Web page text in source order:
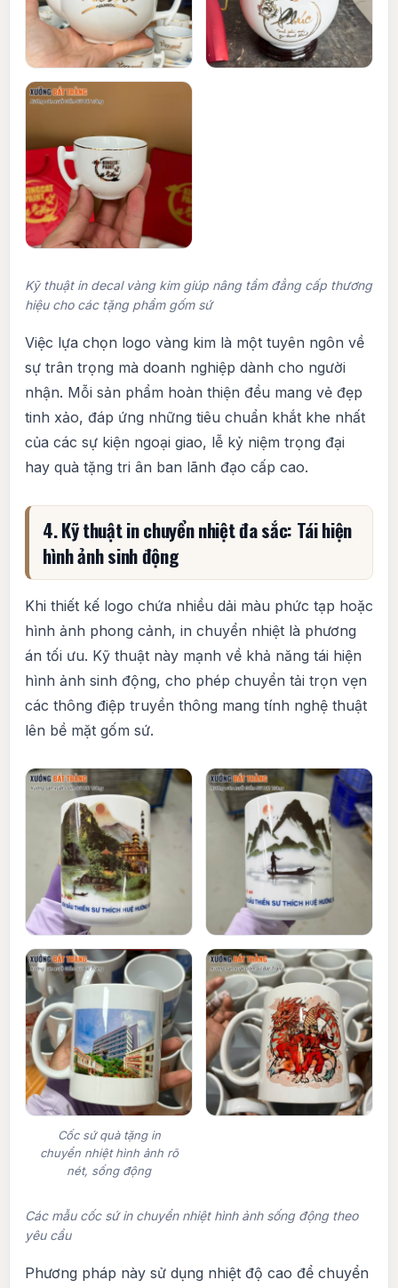
Kỹ thuật in decal vàng kim giúp nâng tầm đẳng cấp thương
hiệu cho các tặng phẩm gốm sứ
Việc lựa chọn logo vàng kim là một tuyên ngôn về
sự trân trọng mà doanh nghiệp dành cho người
nhận. Mỗi sản phẩm hoàn thiện đều mang vẻ đẹp
tinh xảo, đáp ứng những tiêu chuẩn khắt khe nhất
của các sự kiện ngoại giao, lễ kỷ niệm trọng đại
hay quà tặng tri ân ban lãnh đạo cấp cao.
4. Kỹ thuật in chuyển nhiệt đa sắc: Tái hiện
hình ảnh sinh động
Khi thiết kế logo chứa nhiều dải màu phức tạp hoặc
hình ảnh phong cảnh, in chuyển nhiệt là phương
án tối ưu. Kỹ thuật này mạnh về khả năng tái hiện
hình ảnh sinh động, cho phép chuyển tải trọn vẹn
các thông điệp truyền thông mang tính nghệ thuật
lên bề mặt gốm sứ.
Cốc sứ quà tặng in
chuyển nhiệt hình ảnh rõ
nét, sống động
Các mẫu cốc sứ in chuyển nhiệt hình ảnh sống động theo
yêu cầu
Phương pháp này sử dụng nhiệt độ cao để chuyển